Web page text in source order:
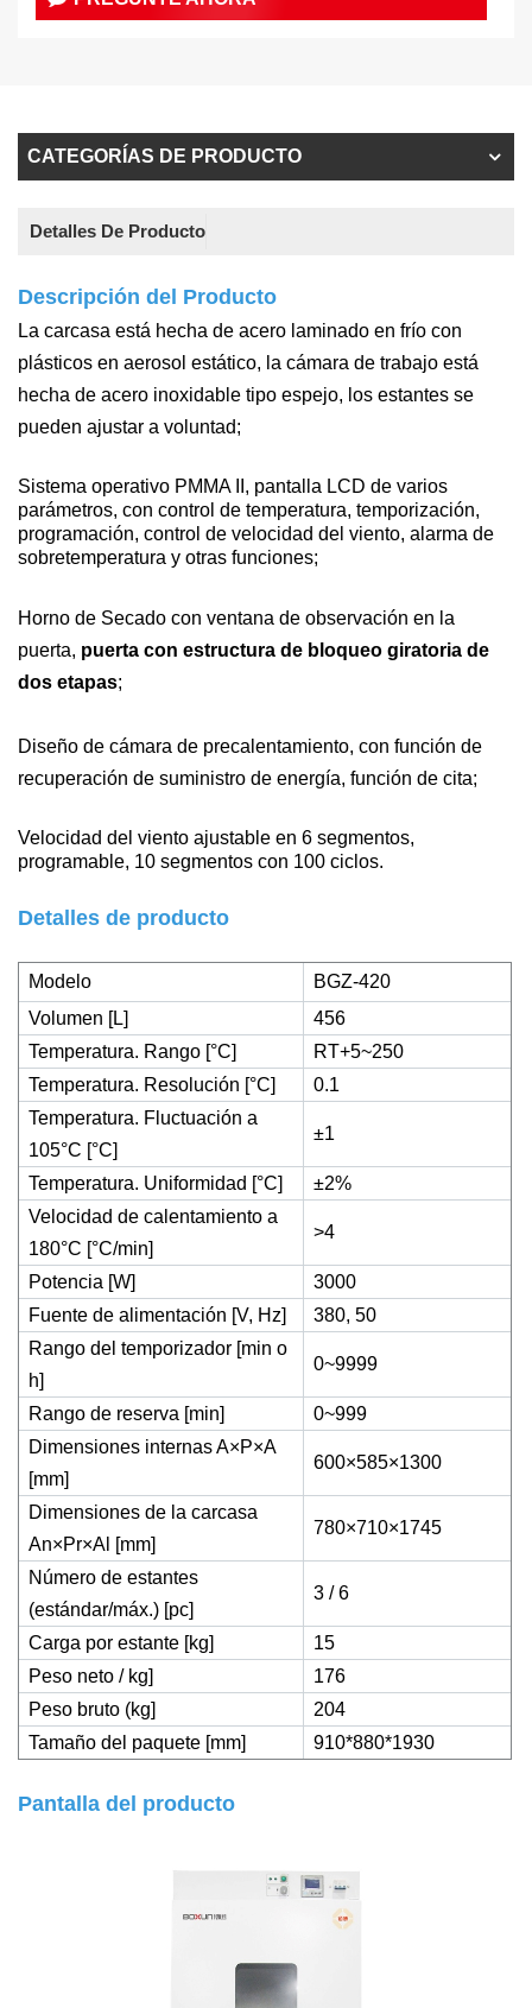
CATEGORÍAS DE PRODUCTO
Detalles De Producto
Descripción del Producto
La carcasa está hecha de acero laminado en frío con
plásticos en aerosol estático, la cámara de trabajo está
hecha de acero inoxidable tipo espejo, los estantes se
pueden ajustar a voluntad;
Sistema operativo PMMA II, pantalla LCD de varios
parámetros, con control de temperatura, temporización,
programación, control de velocidad del viento, alarma de
sobretemperatura y otras funciones;
Horno de Secado con ventana de observación en la
puerta, puerta con estructura de bloqueo giratoria de
dos etapas;
Diseño de cámara de precalentamiento, con función de
recuperación de suministro de energía, función de cita;
Velocidad del viento ajustable en 6 segmentos,
programable, 10 segmentos con 100 ciclos.
Detalles de producto
Modelo
BGZ-420
Volumen [L]
456
Temperatura. Rango [°C]
RT+5~250
Temperatura. Resolución [°C]
0.1
Temperatura. Fluctuación a
105°C [°C]
±1
Temperatura. Uniformidad [°C]
±2%
Velocidad de calentamiento a
180°C [°C/min]
˃4
Potencia [W]
3000
Fuente de alimentación [V, Hz]
380, 50
Rango del temporizador [min o
h]
0~9999
Rango de reserva [min]
0~999
Dimensiones internas A×P×A
[mm]
600×585×1300
Dimensiones de la carcasa
An×Pr×Al [mm]
780×710×1745
Número de estantes
(estándar/máx.) [pc]
3 / 6
Carga por estante [kg]
15
Peso neto / kg]
176
Peso bruto (kg]
204
Tamaño del paquete [mm]
910*880*1930
Pantalla del producto